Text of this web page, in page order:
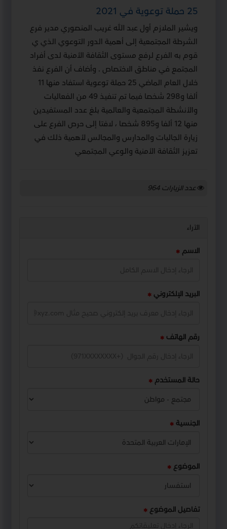
25 حملة توعوية في 2021
ويشير الملازم أول عبد الله غريب المنصوري مدير فرع
الشرطة المجتمعية إلى أهمية الدور التوعوي الذي ي
قوم به الفرع لرفع مستوى الثقافة الأمنية لدى أفراد
المجتمع في مناطق الاختصاص . وأضاف أن الفرع نفذ
خلال العام الماضي 25 حملة توعوية استفاد منها 11
ألفا و298 شخصا فيما تم تنفيذ 49 من الفعاليات
والأنشطة المجتمعية والعالمية بلغ عدد المستفيدين
منها 12 ألفا و895 شخصا ، لافتا إلى حرص الفرع على
زيارة الجاليات والمدارس والمجالس لأهمية ذلك في
تعزيز الثقافة الأمنية والوعي المجتمعي
عدد الزيارات964
الآراء
الاسم
البريد الإلكتروني
رقم الهاتف
حالة المستخدم
الجنسية
الموضوع
تفاصيل الموضوع